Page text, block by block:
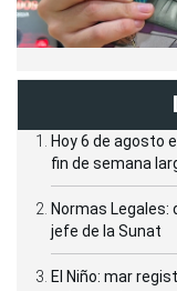
Hoy 6 de agosto
fin de semana
Normas Legales:
jefe de la Sunat
El Niño: mar